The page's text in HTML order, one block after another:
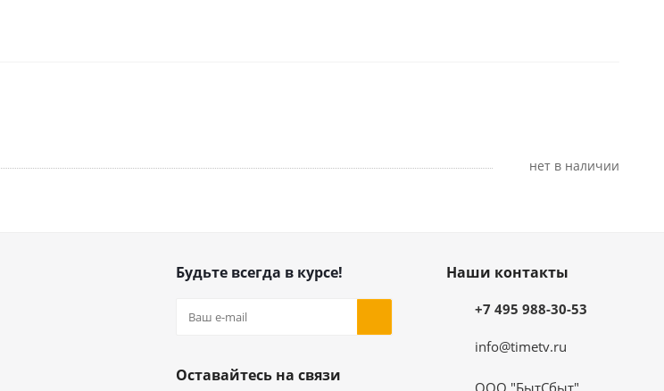
Нет в наличии
Будьте всегда в курсе!
Оставайтесь на связи
Наши контакты
+7 495 988-30-53
info@timetv.ru
ООО "БытСбыт".